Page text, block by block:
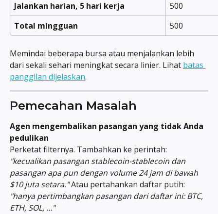
Jalankan harian, 5 hari kerja
500
Total mingguan
500
Memindai beberapa bursa atau menjalankan lebih
dari sekali sehari meningkat secara linier. Lihat batas
panggilan dijelaskan.
Pemecahan Masalah
Agen mengembalikan pasangan yang tidak Anda
pedulikan
Perketat filternya. Tambahkan ke perintah:
"kecualikan pasangan stablecoin-stablecoin dan
pasangan apa pun dengan volume 24 jam di bawah
$10 juta setara." Atau pertahankan daftar putih:
"hanya pertimbangkan pasangan dari daftar ini: BTC,
ETH, SOL, …"